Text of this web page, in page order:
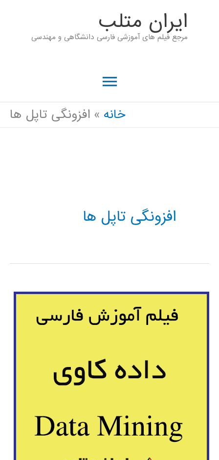
ايران متلب
مرجع فیلم های آموزشی فارسی دانشگاهی و مهندسی
فهرست
اصلی
خانه افزونگی تاپل ها
افزونگی تاپل ها